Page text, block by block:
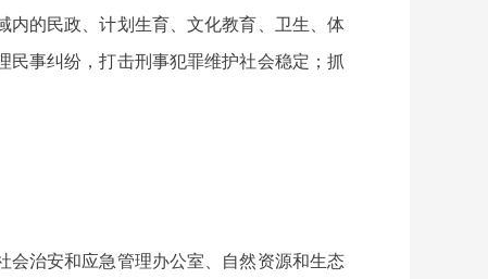
的民政、计划生育、文化教育、卫生、体
事纠纷，打击刑事犯罪维护社会稳定；抓
治安和应急管理办公室、自然资源和生态